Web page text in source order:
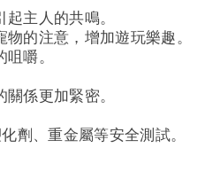
主人的共鳴。
的注意，增加遊玩樂趣。
嚼。
係更加緊密。
劑、重金屬等安全測試。